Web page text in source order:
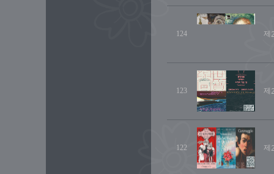
124 제
123 제
122 제